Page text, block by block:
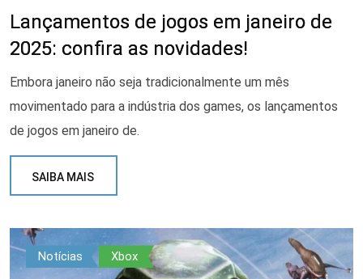
Lançamentos de jogos em janeiro de
2025: confira as novidades!
Embora janeiro não seja tradicionalmente um mês
movimentado para a indústria dos games, os lançamentos
de jogos em janeiro de.
SAIBA MAIS
Notícias Xbox